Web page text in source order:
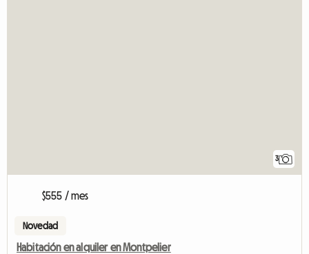
3
$555 / mes
Novedad
Habitación en alquiler en Montpelier